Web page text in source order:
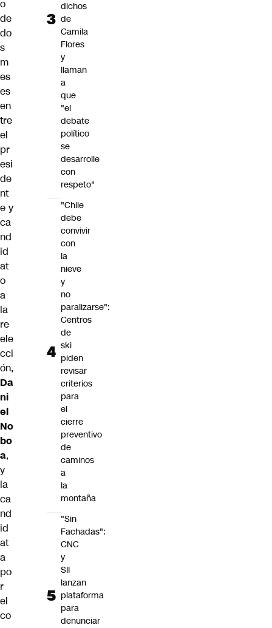
o
de
do
s
m
es
es
en
tre
el
pr
esi
de
nt
e y
ca
nd
id
at
o
a
la
re
ele
cci
ón,
Da
ni
el
No
bo
a,
y
la
ca
nd
id
at
a
po
r
el
co
dichos
de
Camila
Flores
y
llaman
a
que
"el
debate
político
se
desarrolle
con
respeto"
"Chile
debe
convivir
con
la
nieve
y
no
paralizarse":
Centros
de
ski
piden
revisar
criterios
para
el
cierre
preventivo
de
caminos
a
la
montaña
"Sin
Fachadas":
CNC
y
SII
lanzan
plataforma
para
denunciar